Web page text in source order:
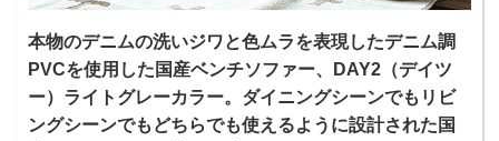
本物のデニムの洗いジワと色ムラを表現したデニム調
PVCを使用した国産ベンチソファー、DAY2（デイツ
ー）ライトグレーカラー。ダイニングシーンでもリビ
ングシーンでもどちらでも使えるように設計された国